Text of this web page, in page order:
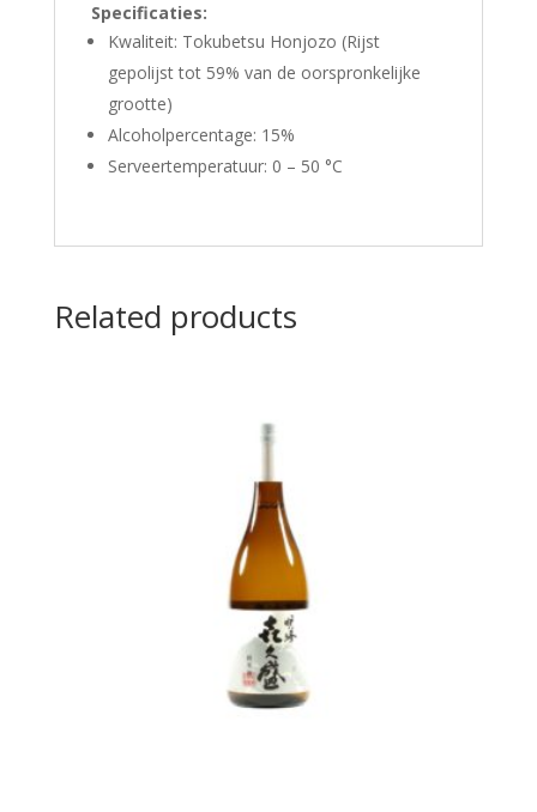
Specificaties:
Kwaliteit: Tokubetsu Honjozo (Rijst
gepolijst tot 59% van de oorspronkelijke
grootte)
Alcoholpercentage: 15%
Serveertemperatuur: 0 – 50 °C
Related products